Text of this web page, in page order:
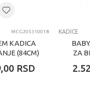
MCG205310018
KADICA
(84CM)
RSD
KADICE
ZA